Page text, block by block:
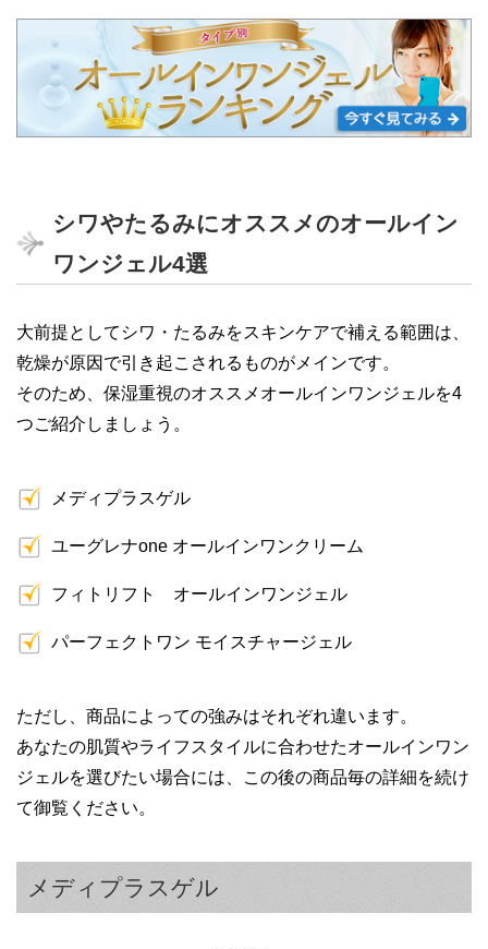
シワやたるみにオススメのオールイン
ワンジェル4選
大前提としてシワ・たるみをスキンケアで補える範囲は、
乾燥が原因で引き起こされるものがメインです。
そのため、保湿重視のオススメオールインワンジェルを4
つご紹介しましょう。
メディプラスゲル
ユーグレナone オールインワンクリーム
フィトリフト オールインワンジェル
パーフェクトワン モイスチャージェル
ただし、商品によっての強みはそれぞれ違います。
あなたの肌質やライフスタイルに合わせたオールインワン
ジェルを選びたい場合には、この後の商品毎の詳細を続け
て御覧ください。
メディプラスゲル